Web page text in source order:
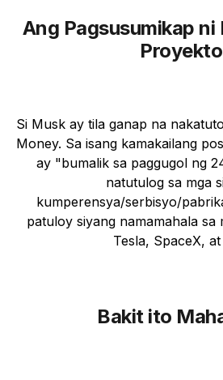
Ang Pagsusumikap ni
Proyekto
Si Musk ay tila ganap na
Money. Sa isang kamakailang
ay "bumalik sa paggugol ng
natutulog sa mga
kumperensya/serbisyo/
patuloy siyang namamahala sa
Tesla, SpaceX,
Bakit ito